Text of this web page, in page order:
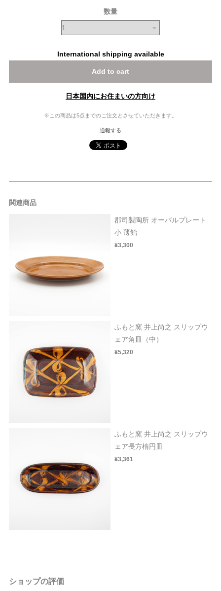
数量
International shipping available
Add to cart
日本国内にお住まいの方向け
※この商品は5点までのご注文とさせていただきます。
通報する
関連商品
郡司製陶所 オーバルプレート
小 薄飴
¥3,300
ふもと窯 井上尚之 スリップウ
ェア角皿（中）
¥5,320
ふもと窯 井上尚之 スリップウ
ェア長方楕円皿
¥3,361
ショップの評価